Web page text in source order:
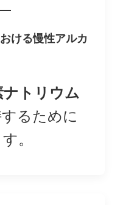
ける慢性アルカ
トリウム
るために
。